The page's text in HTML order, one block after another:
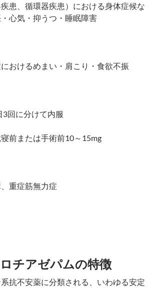
患、循環器疾患）における身体症候な
心気・抑うつ・睡眠障害
おけるめまい・肩こり・食欲不振
3回に分けて内服
前または手術前10～15mg
重症筋無力症
チアゼパムの特徴
抗不安薬に分類される、いわゆる安定